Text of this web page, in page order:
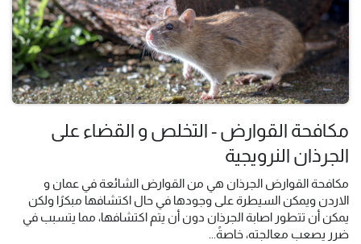
مكافحة القوارض - التخلص و القضاء على
الجرذان النرويجية
مكافحة القوارض الجرذان هي من القوارض الشائعة في عمان و
الاردن ويمكن السيطرة على وجودها في حال اكتشافها مبكرًا ولكن
يمكن أن تتطور اصابة الجرذان دون أن يتم اكتشافها، مما يتسبب في
ضرر يصعب معالجته، خاصةً...